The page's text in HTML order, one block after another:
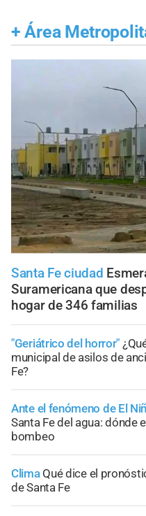
+ Área
Santa Fe ciudad
Suramericana que
hogar de 346 familias
"Geriátrico del horror"
municipal de asilos de
Fe?
Ante el fenómeno de El
Santa Fe del agua: dónde
bombeo
Clima Qué dice el
de Santa Fe